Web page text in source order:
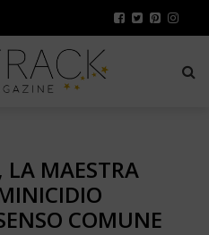
LA MAESTRA
COMUNE